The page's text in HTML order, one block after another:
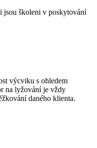
jsou školeni v poskytování
výcviku s ohledem
na lyžování je vždy
daného klienta.